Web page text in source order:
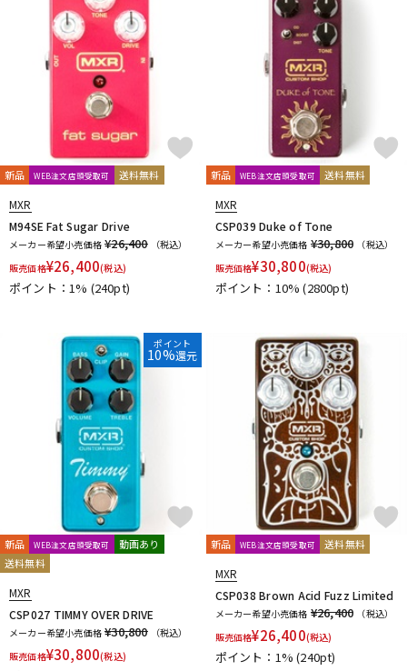
新品 WEB注文店頭受取可 送料無料
MXR
M94SE Fat Sugar Drive
メーカー希望小売価格 ¥26,400
（税込）
販売価格¥26,400(税込)
ポイント：1% (240pt)
新品 WEB注文店頭受取可 送料無料
MXR
CSP039 Duke of Tone
メーカー希望小売価格 ¥30,800
（税込）
販売価格¥30,800(税込)
ポイント：10%(2800pt)
ポイント
10%還元
新品 WEB注文店頭受取可
動画あり
送料無料
MXR
CSP027 TIMMY OVER DRIVE
メーカー希望小売価格 ¥30,800
（税込）
販売価格¥30,800(税込)
新品 WEB注文店頭受取可 送料無料
MXR
CSP038 Brown Acid Fuzz Limited
メーカー希望小売価格 ¥26,400
（税込）
販売価格¥26,400(税込)
ポイント：1%(240pt)